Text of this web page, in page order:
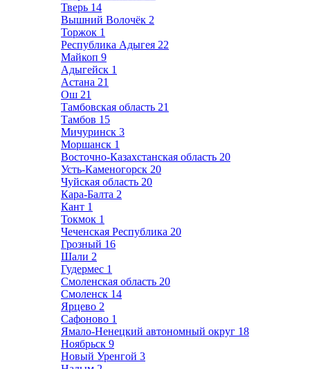
Тверь 14
Вышний Волочёк 2
Торжок 1
Республика Адыгея 22
Майкоп 9
Адыгейск 1
Астана 21
Ош 21
Тамбовская область 21
Тамбов 15
Мичуринск 3
Моршанск 1
Восточно-Казахстанская область 20
Усть-Каменогорск 20
Чуйская область 20
Кара-Балта 2
Кант 1
Токмок 1
Чеченская Республика 20
Грозный 16
Шали 2
Гудермес 1
Смоленская область 20
Смоленск 14
Ярцево 2
Сафоново 1
Ямало-Ненецкий автономный округ 18
Ноябрьск 9
Новый Уренгой 3